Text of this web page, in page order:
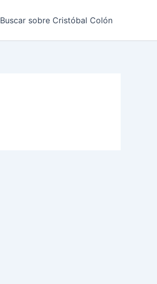
Buscar sobre Cristóbal Colón